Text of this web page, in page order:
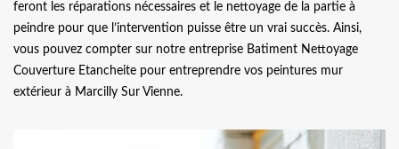
feront les réparations nécessaires et le nettoyage de la partie à
peindre pour que l’intervention puisse être un vrai succès. Ainsi,
vous pouvez compter sur notre entreprise Batiment Nettoyage
Couverture Etancheite pour entreprendre vos peintures mur
extérieur à Marcilly Sur Vienne.